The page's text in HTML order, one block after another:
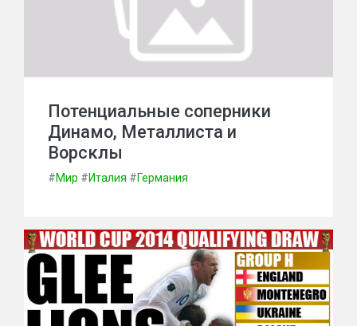
Потенциальные соперники
Динамо, Металлиста и
Ворсклы
#Мир #Италия #Германия